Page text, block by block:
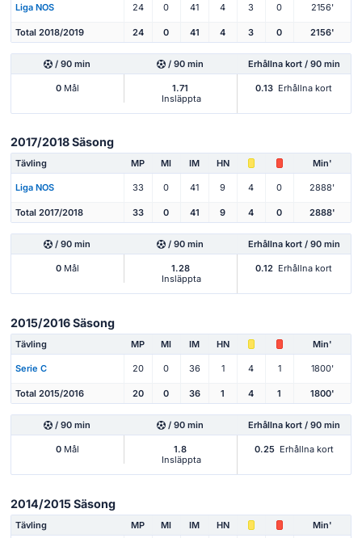
Liga NOS 24 0 41 4 3 0 2156'
Total 2018/2019 24 0 41 4 3 0 2156'
/ 90 min / 90 min Erhållna kort / 90 min
0Mål
1.71
Insläppta
0.13 Erhållna kort
2017/2018 Säsong
Tävling MP Ml IM HN Min'
Liga NOS 33 0 41 9 4 0 2888'
Total 2017/2018 33 0 41 9 4 0 2888'
/ 90 min / 90 min Erhållna kort / 90 min
0Mål
1.28
Insläppta
0.12 Erhållna kort
2015/2016 Säsong
Tävling MP Ml IM HN Min'
Serie C 20 0 36 1 4 1 1800'
Total 2015/2016 20 0 36 1 4 1 1800'
/ 90 min / 90 min Erhållna kort / 90 min
0Mål
1.8
Insläppta
0.25 Erhållna kort
2014/2015 Säsong
Tävling MP Ml IM HN Min'